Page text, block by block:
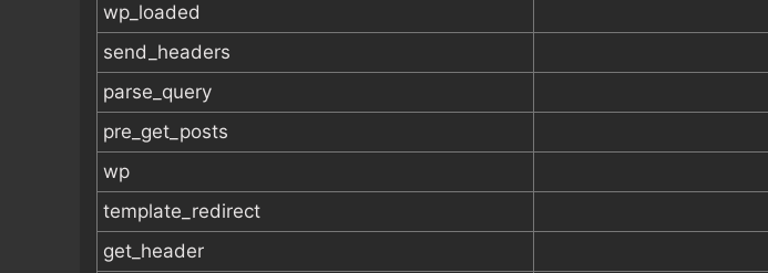
wp_loaded
send_headers
parse_query
pre_get_posts
wp
template_redirect
get_header